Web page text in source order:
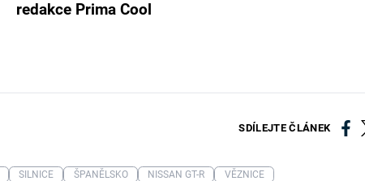
redakce Prima Cool
SDÍLEJTE ČLÁNEK
SILNICE ŠPANĚLSKO NISSAN GT-R
VĚZNICE